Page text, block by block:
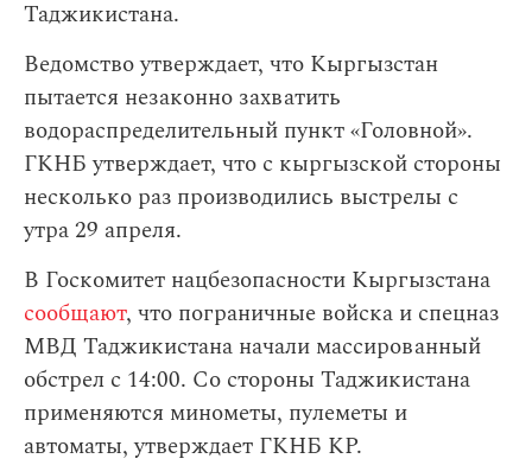
Таджикистана.
Ведомство утверждает, что Кыргызстан
пытается незаконно захватить
водораспределительный пункт «Головной».
ГКНБ утверждает, что с кыргызской стороны
несколько раз производились выстрелы с
утра 29 апреля.
В Госкомитет нацбезопасности Кыргызстана
сообщают, что пограничные войска и спецназ
МВД Таджикистана начали массированный
обстрел с 14:00. Со стороны Таджикистана
применяются минометы, пулеметы и
автоматы, утверждает ГКНБ КР.